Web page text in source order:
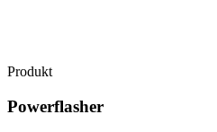
Produkt
Powerflasher